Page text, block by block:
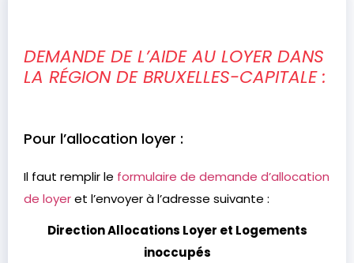
DEMANDE DE L’AIDE AU LOYER DANS
LA RÉGION DE BRUXELLES-CAPITALE :
Pour l’allocation loyer :
Il faut remplir le formulaire de demande d’allocation
de loyeret l’envoyer à l’adresse suivante :
Direction Allocations Loyer et Logements
inoccupés